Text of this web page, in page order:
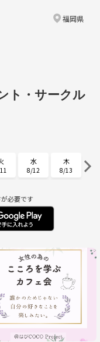
福岡県
ト・サークル
水
8/12
木
8/13
8/18
月
8/24
8/30 8/31
土
9/5 9/6
必要です